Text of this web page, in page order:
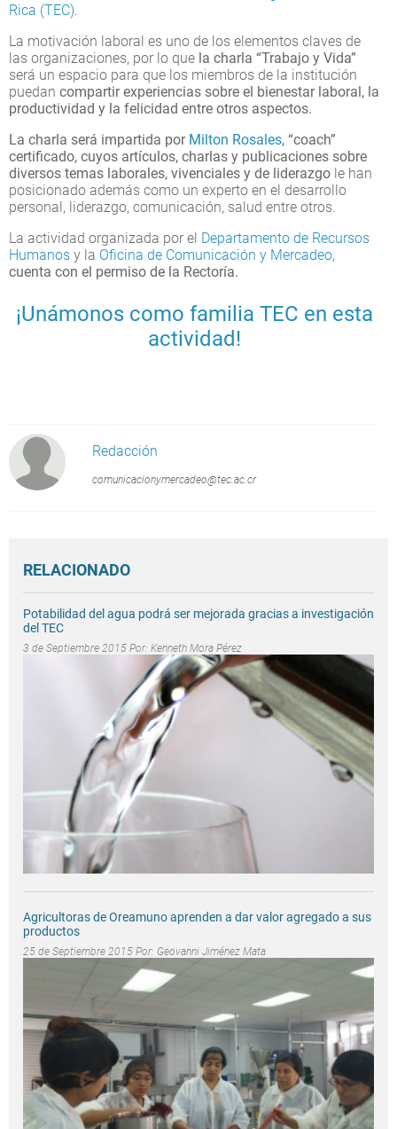
Rica (TEC).
La motivación laboral es uno de los elementos claves de
las organizaciones, por lo que la charla “Trabajo y Vida”
será un espacio para que los miembros de la institución
puedan compartir experiencias sobre el bienestar laboral, la
productividad y la felicidad entre otros aspectos.
La charla será impartida por Milton Rosales, “coach”
certificado, cuyos artículos, charlas y publicaciones sobre
diversos temas laborales, vivenciales y de liderazgo le han
posicionado además como un experto en el desarrollo
personal, liderazgo, comunicación, salud entre otros.
La actividad organizada por el Departamento de Recursos
Humanos y la Oficina de Comunicación y Mercadeo,
cuenta con el permiso de la Rectoría.
¡Unámonos como familia TEC en esta
actividad!
Redacción
comunicacionymercadeo@tec.ac.cr
RELACIONADO
Potabilidad del agua podrá ser mejorada gracias a investigación
del TEC
3 de Septiembre 2015 Por: Kenneth Mora Pérez
Agricultoras de Oreamuno aprenden a dar valor agregado a sus
productos
25 de Septiembre 2015 Por: Geovanni Jiménez Mata